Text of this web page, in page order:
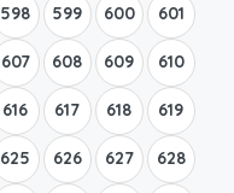
598 599 600 601
607 608 609 610
616 617 618 619
625 626 627 628